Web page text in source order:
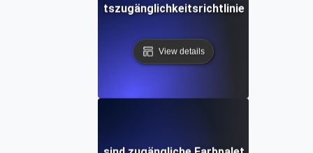
Web-Inhaltszugänglichkeitsrichtlinien (WCAG)
View details